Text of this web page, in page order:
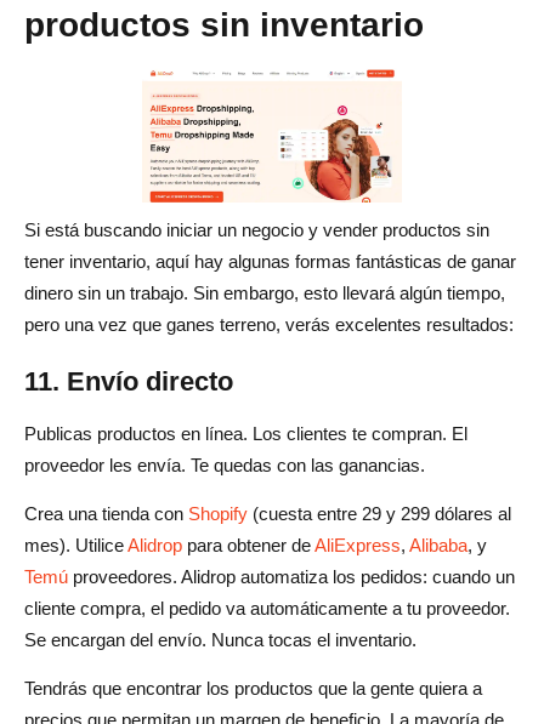
productos sin inventario
Si está buscando iniciar un negocio y vender productos sin
tener inventario, aquí hay algunas formas fantásticas de ganar
dinero sin un trabajo. Sin embargo, esto llevará algún tiempo,
pero una vez que ganes terreno, verás excelentes resultados:
11. Envío directo
Publicas productos en línea. Los clientes te compran. El
proveedor les envía. Te quedas con las ganancias.
Crea una tienda con Shopify (cuesta entre 29 y 299 dólares al
mes). UtiliceAlidrop para obtener deAliExpress, Alibaba, y
Temú proveedores. Alidrop automatiza los pedidos: cuando un
cliente compra, el pedido va automáticamente a tu proveedor.
Se encargan del envío. Nunca tocas el inventario.
Tendrás que encontrar los productos que la gente quiera a
precios que permitan un margen de beneficio. La mayoría de